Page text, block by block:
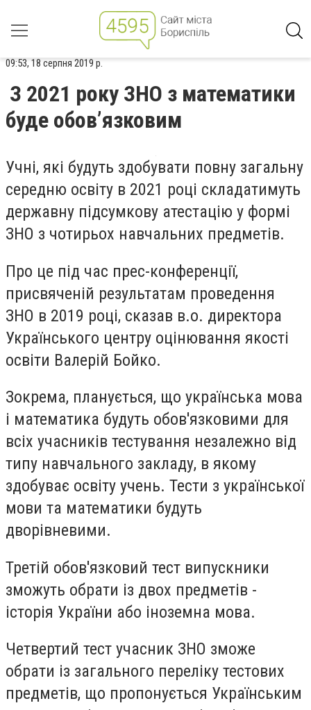
09:53, 18 серпня 2019 р.
З 2021 року ЗНО з математики
буде обов’язковим
Учні, які будуть здобувати повну загальну
середню освіту в 2021 році складатимуть
державну підсумкову атестацію у формі
ЗНО з чотирьох навчальних предметів.
Про це під час прес-конференції,
присвяченій результатам проведення
ЗНО в 2019 році, сказав в.о. директора
Українського центру оцінювання якості
освіти Валерій Бойко.
Зокрема, планується, що українська мова
і математика будуть обов'язковими для
всіх учасників тестування незалежно від
типу навчального закладу, в якому
здобуває освіту учень. Тести з української
мови та математики будуть
дворівневими.
Третій обов'язковий тест випускники
зможуть обрати із двох предметів -
історія України або іноземна мова.
Четвертий тест учасник ЗНО зможе
обрати із загального переліку тестових
предметів, що пропонується Українським